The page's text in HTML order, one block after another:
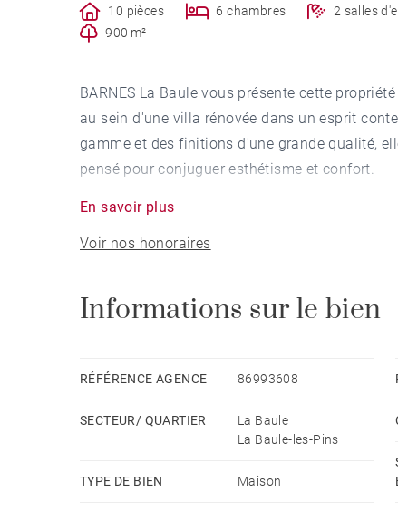
10 pièces 6 chambres 2 salles
900 m²
BARNES La Baule vous présente cette
au sein d'une villa rénovée dans un esprit
gamme et des finitions d'une grande qualité,
pensé pour conjuguer esthétisme et confort.
Dès l'entrée, les volumes impressionnent. La
ouvertures et la lumière omniprésente créent
dans un environnement calme et verdoyant à 2
comme des espaces de bien-être, alliant
Véritable privilège, la piscine intérieure
l'année, elle transforme chaque journée en
et apaisante.
En savoir plus
Voir nos honoraires
Informations sur le bien
RÉFÉRENCE AGENCE 86993608
SECTEUR/ QUARTIER
La Baule
La Baule-les-Pins
TYPE DE BIEN Maison